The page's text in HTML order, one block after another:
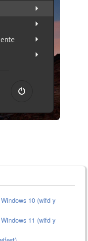
10 (wifd y
11 (wifd y